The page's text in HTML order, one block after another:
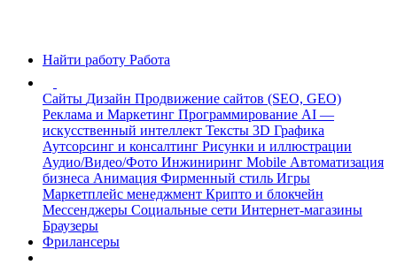
Найти работу Работа
Сайты Дизайн Продвижение сайтов (SEO, GEO)
Реклама и Маркетинг Программирование AI —
искусственный интеллект Тексты 3D Графика
Аутсорсинг и консалтинг Рисунки и иллюстрации
Аудио/Видео/Фото Инжиниринг Mobile Автоматизация
бизнеса Анимация Фирменный стиль Игры
Маркетплейс менеджмент Крипто и блокчейн
Мессенджеры Социальные сети Интернет-магазины
Браузеры
Фрилансеры